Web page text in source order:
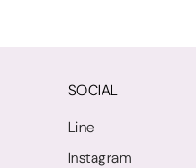
SOCIAL
Line
Instagram